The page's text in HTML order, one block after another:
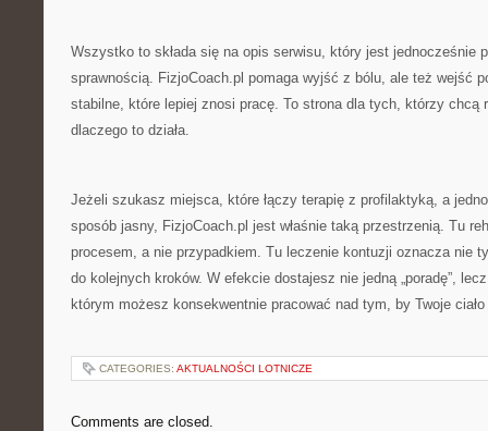
Wszystko to składa się na opis serwisu, który jest jednocześnie
sprawnością. FizjoCoach.pl pomaga wyjść z bólu, ale też wejść
stabilne, które lepiej znosi pracę. To strona dla tych, którzy chcą
dlaczego to działa.
Jeżeli szukasz miejsca, które łączy terapię z profilaktyką, a
sposób jasny, FizjoCoach.pl jest właśnie taką przestrzenią. Tu
procesem, a nie przypadkiem. Tu leczenie kontuzji oznacza nie
do kolejnych kroków. W efekcie dostajesz nie jedną „poradę”,
którym możesz konsekwentnie pracować nad tym, by Twoje ciało
CATEGORIES: AKTUALNOŚCI LOTNICZE
Comments are closed.